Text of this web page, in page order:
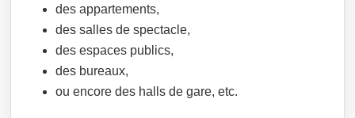
des appartements,
des salles de spectacle,
des espaces publics,
des bureaux,
ou encore des halls de gare, etc.